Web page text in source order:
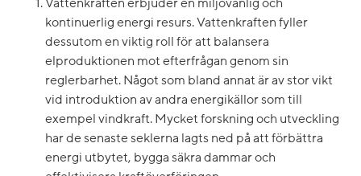
kontinuerlig energi resurs. Vattenkraften fyller
dessutom en viktig roll för att balansera
elproduktionen mot efterfrågan genom sin
reglerbarhet. Något som bland annat är av stor vikt
vid introduktion av andra energikällor som till
exempel vindkraft. Mycket forskning och utveckling
har de senaste seklerna lagts ned på att förbättra
energi utbytet, bygga säkra dammar och